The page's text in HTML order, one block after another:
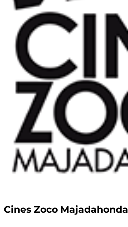
Cines Zoco Majadahonda